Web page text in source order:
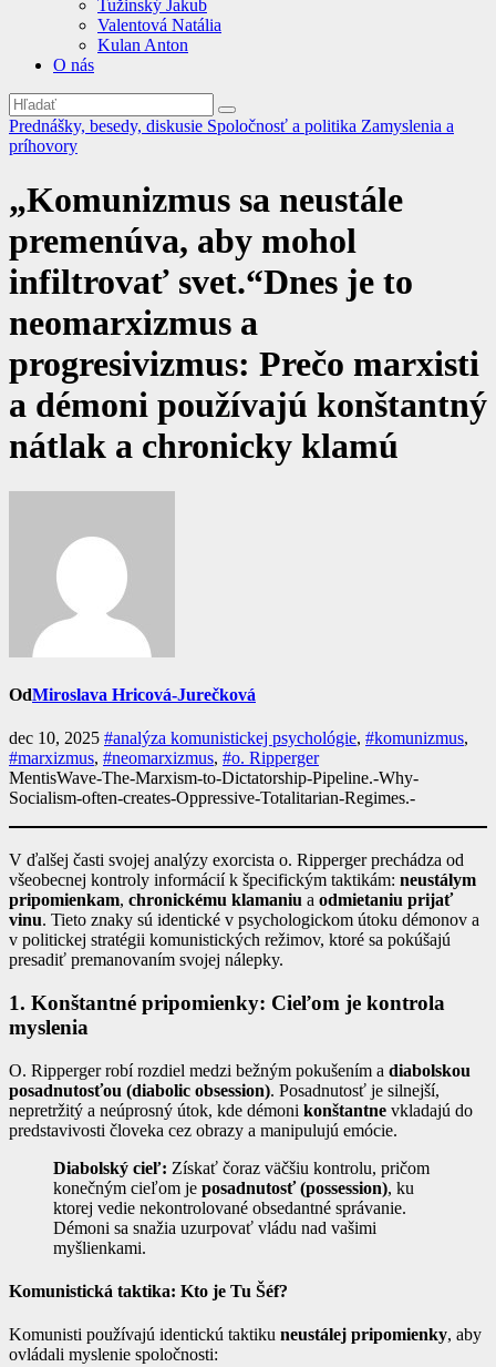
Tužinský Jakub
Valentová Natália
Kulan Anton
O nás
Prednášky, besedy, diskusie Spoločnosť a politika Zamyslenia a
príhovory
„Komunizmus sa neustále
premenúva, aby mohol
infiltrovať svet.“Dnes je to
neomarxizmus a
progresivizmus: Prečo marxisti
a démoni používajú konštantný
nátlak a chronicky klamú
OdMiroslava Hricová-Jurečková
dec 10, 2025 #analýza komunistickej psychológie, #komunizmus,
#marxizmus, #neomarxizmus, #o. Ripperger
MentisWave-The-Marxism-to-Dictatorship-Pipeline.-Why-
Socialism-often-creates-Oppressive-Totalitarian-Regimes.-
V ďalšej časti svojej analýzy exorcista o. Ripperger prechádza od
všeobecnej kontroly informácií k špecifickým taktikám: neustálym
pripomienkam, chronickému klamaniu a odmietaniu prijať
vinu. Tieto znaky sú identické v psychologickom útoku démonov a
v politickej stratégii komunistických režimov, ktoré sa pokúšajú
presadiť premanovaním svojej nálepky.
1. Konštantné pripomienky: Cieľom je kontrola
myslenia
O. Ripperger robí rozdiel medzi bežným pokušením a diabolskou
posadnutosťou (diabolic obsession). Posadnutosť je silnejší,
nepretržitý a neúprosný útok, kde démoni konštantne vkladajú do
predstavivosti človeka cez obrazy a manipulujú emócie.
Diabolský cieľ: Získať čoraz väčšiu kontrolu, pričom
konečným cieľom je posadnutosť (possession), ku
ktorej vedie nekontrolované obsedantné správanie.
Démoni sa snažia uzurpovať vládu nad vašimi
myšlienkami.
Komunistická taktika: Kto je Tu Šéf?
Komunisti používajú identickú taktiku neustálej pripomienky, aby
ovládali myslenie spoločnosti: